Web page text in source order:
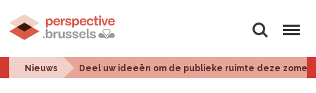
Zoeken Menu
Nieuws Deel uw ideeën om de publieke ruimte deze